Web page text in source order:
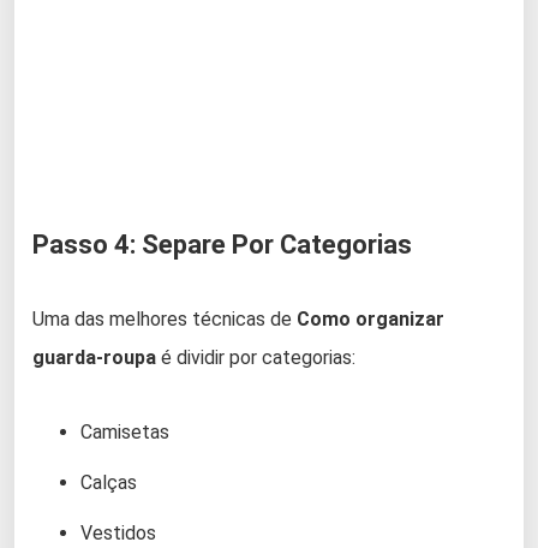
Passo 4: Separe Por Categorias
Uma das melhores técnicas de Como organizar
guarda-roupa é dividir por categorias:
Camisetas
Calças
Vestidos